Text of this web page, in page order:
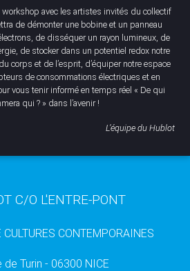
workshop avec les artistes invités du collectif
de démonter une bobine et un panneau
de disséquer un rayon lumineux, de
de stocker dans un potentiel redox notre
corps et de l’esprit, d’équiper notre espace
de consommations électriques et en
vous tenir informé en temps réel « De qui
qui ? » dans l’avenir !
L’équipe du Hublot
C/O L'ENTRE-PONT
CONTEMPORAINES
de Turin - 06300 NICE